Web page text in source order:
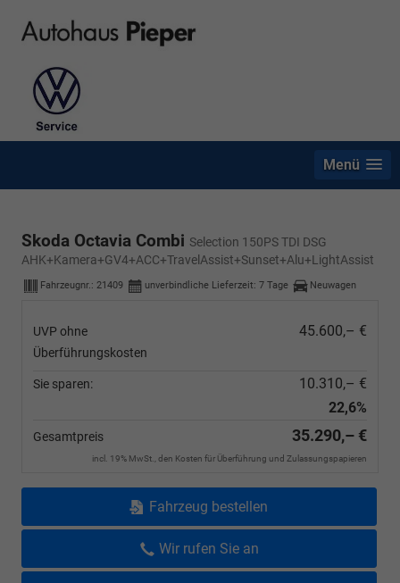
Menü
Skoda Octavia Combi Selection 150PS TDI DSG
AHK+Kamera+GV4+ACC+TravelAssist+Sunset+Alu+LightAssist
Fahrzeugnr.: 21409 unverbindliche Lieferzeit: 7 Tage Neuwagen
UVP ohne
Überführungskosten
45.600,– €
Sie sparen:
10.310,– €
22,6%
Gesamtpreis 35.290,– €
incl. 19% MwSt., den Kosten für Überführung und Zulassungspapieren
Fahrzeug bestellen
Wir rufen Sie an